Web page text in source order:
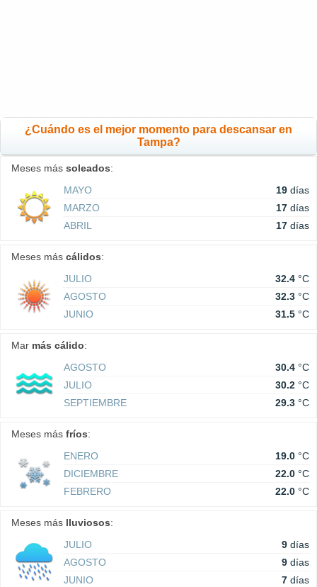
¿Cuándo es el mejor momento para descansar en
Tampa?
Meses más soleados:
MAYO
19 días
MARZO
17 días
ABRIL
17 días
Meses más cálidos:
JULIO
32.4 °C
AGOSTO
32.3 °C
JUNIO
31.5 °C
Mar más cálido:
AGOSTO
30.4 °C
JULIO
30.2 °C
SEPTIEMBRE
29.3 °C
Meses más fríos:
ENERO
19.0 °C
DICIEMBRE
22.0 °C
FEBRERO
22.0 °C
Meses más lluviosos:
JULIO
9 días
AGOSTO
9 días
JUNIO
7 días